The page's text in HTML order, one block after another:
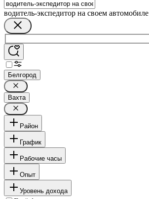
водитель-экспедитор на своем автомобиле
Белгород
Вахта
Район
График
Рабочие часы
Опыт
Уровень дохода